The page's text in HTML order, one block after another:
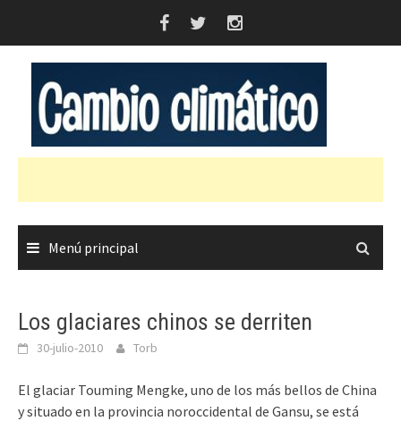
Menú principal
Los glaciares chinos se derriten
30-julio-2010 Torb
El glaciar Touming Mengke, uno de los más bellos de China
y situado en la provincia noroccidental de Gansu, se está